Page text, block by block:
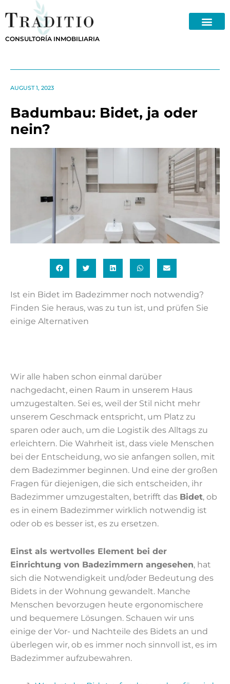
to
CONSULTORÍA INMOBILIARIA
AUGUST 1, 2023
Badumbau: Bidet, ja oder
nein?
Ist ein Bidet im Badezimmer noch notwendig?
Finden Sie heraus, was zu tun ist, und prüfen Sie
einige Alternativen
Wir alle haben schon einmal darüber
nachgedacht, einen Raum in unserem Haus
umzugestalten. Sei es, weil der Stil nicht mehr
unserem Geschmack entspricht, um Platz zu
sparen oder auch, um die Logistik des Alltags zu
erleichtern. Die Wahrheit ist, dass viele Menschen
bei der Entscheidung, wo sie anfangen sollen, mit
dem Badezimmer beginnen. Und eine der großen
Fragen für diejenigen, die sich entscheiden, ihr
Badezimmer umzugestalten, betrifft das Bidet, ob
es in einem Badezimmer wirklich notwendig ist
oder ob es besser ist, es zu ersetzen.
Einst als wertvolles Element bei der
Einrichtung von Badezimmern angesehen, hat
sich die Notwendigkeit und/oder Bedeutung des
Bidets in der Wohnung gewandelt. Manche
Menschen bevorzugen heute ergonomischere
und bequemere Lösungen. Schauen wir uns
einige der Vor- und Nachteile des Bidets an und
überlegen wir, ob es immer noch sinnvoll ist, es im
Badezimmer aufzubewahren.